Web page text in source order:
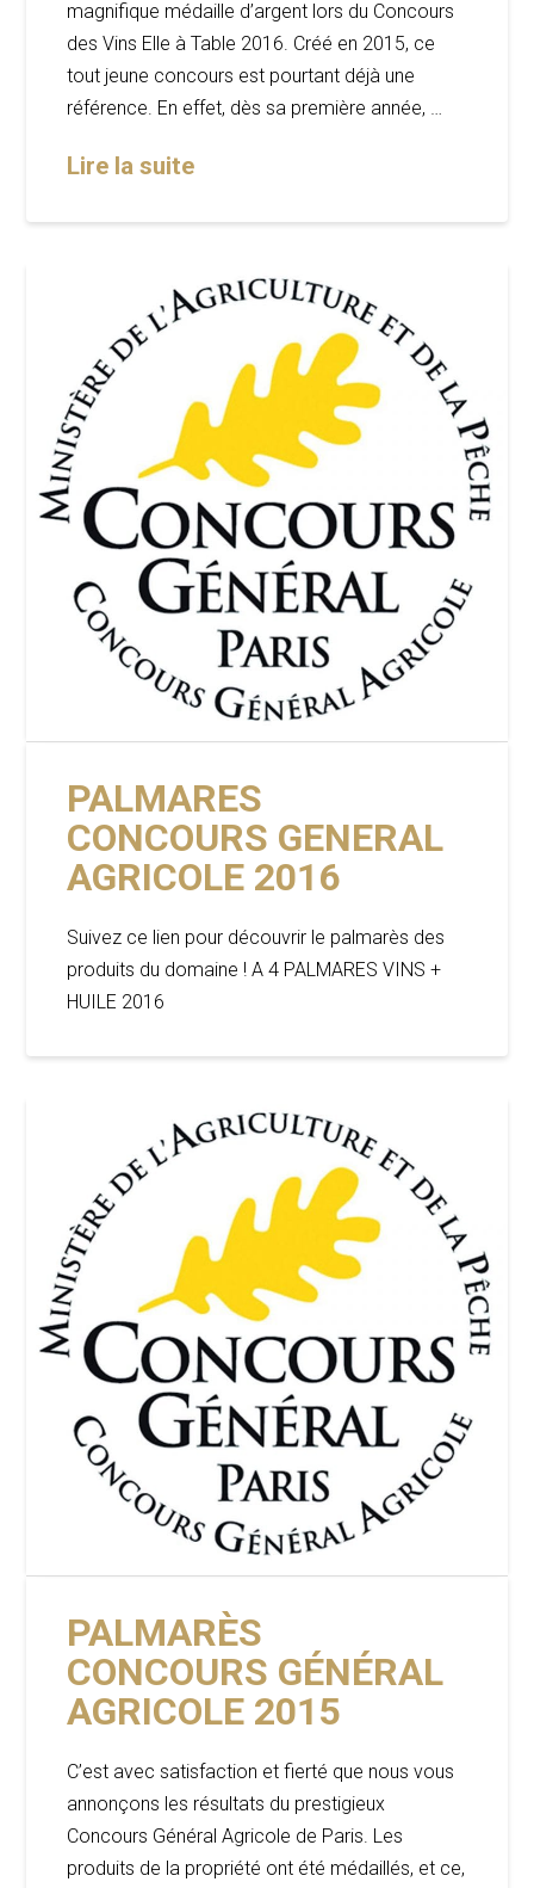
magnifique médaille d’argent lors du Concours
des Vins Elle à Table 2016. Créé en 2015, ce
tout jeune concours est pourtant déjà une
référence. En effet, dès sa première année, …
Lire la suite
PALMARES
CONCOURS GENERAL
AGRICOLE 2016
Suivez ce lien pour découvrir le palmarès des
produits du domaine ! A 4 PALMARES VINS +
HUILE 2016
PALMARÈS
CONCOURS GÉNÉRAL
AGRICOLE 2015
C’est avec satisfaction et fierté que nous vous
annonçons les résultats du prestigieux
Concours Général Agricole de Paris. Les
produits de la propriété ont été médaillés, et ce,